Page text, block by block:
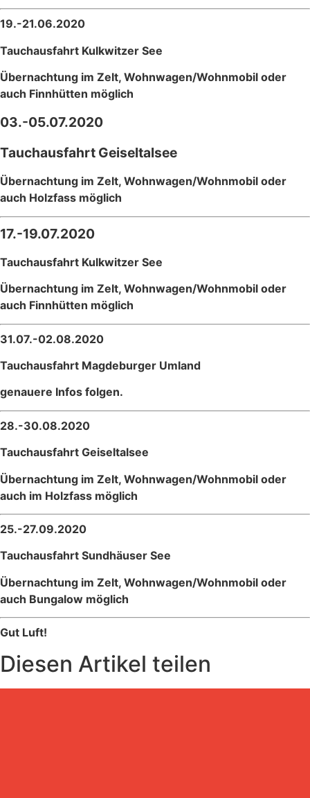
19.-21.06.2020
Tauchausfahrt Kulkwitzer See
Übernachtung im Zelt, Wohnwagen/Wohnmobil oder
auch Finnhütten möglich
03.-05.07.2020
Tauchausfahrt Geiseltalsee
Übernachtung im Zelt, Wohnwagen/Wohnmobil oder
auch Holzfass möglich
17.-19.07.2020
Tauchausfahrt Kulkwitzer See
Übernachtung im Zelt, Wohnwagen/Wohnmobil oder
auch Finnhütten möglich
31.07.-02.08.2020
Tauchausfahrt Magdeburger Umland
genauere Infos folgen.
28.-30.08.2020
Tauchausfahrt Geiseltalsee
Übernachtung im Zelt, Wohnwagen/Wohnmobil oder
auch im Holzfass möglich
25.-27.09.2020
Tauchausfahrt Sundhäuser See
Übernachtung im Zelt, Wohnwagen/Wohnmobil oder
auch Bungalow möglich
Gut Luft!
Diesen Artikel teilen